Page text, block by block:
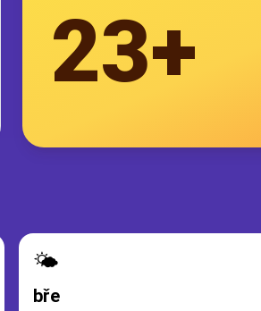
23+
🌤️
bře